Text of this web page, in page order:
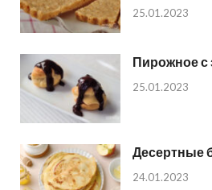
25.01.2023
Пирожное
25.01.2023
Десертные
24.01.2023